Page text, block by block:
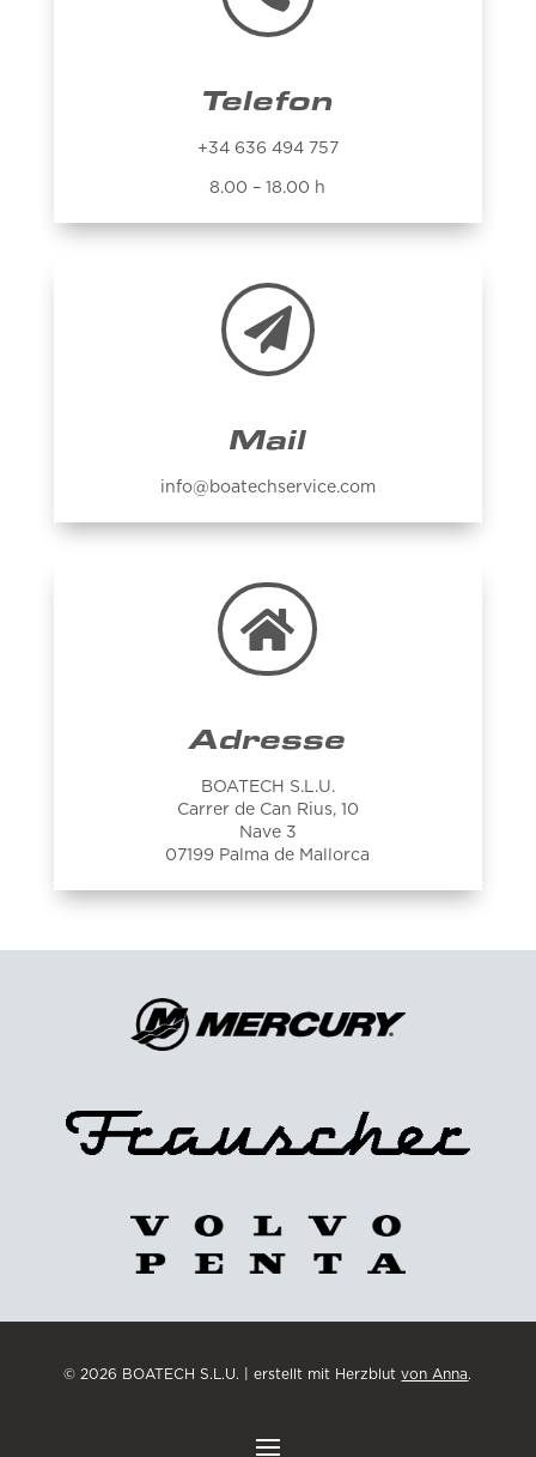
Telefon
+34 636 494 757
8.00 – 18.00 h

Mail
info@boatechservice.com

Adresse
BOATECH S.L.U.
Carrer de Can Rius, 10
Nave 3
07199 Palma de Mallorca
© 2026 BOATECH S.L.U. | erstellt mit Herzblutvon Anna.